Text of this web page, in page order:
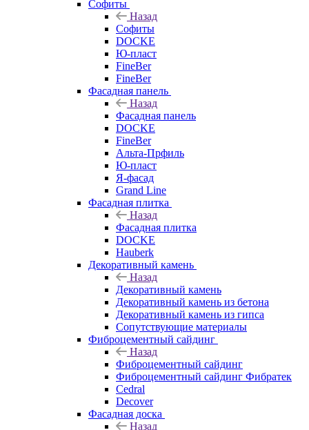
Софиты
Назад
Софиты
DOCKE
Ю-пласт
FineBer
FineBer
Фасадная панель
Назад
Фасадная панель
DOCKE
FineBer
Альта-Прфиль
Ю-пласт
Я-фасад
Grand Line
Фасадная плитка
Назад
Фасадная плитка
DOCKE
Hauberk
Декоративный камень
Назад
Декоративный камень
Декоративный камень из бетона
Декоративный камень из гипса
Сопутствующие материалы
Фиброцементный сайдинг
Назад
Фиброцементный сайдинг
Фиброцементный сайдинг Фибратек
Cedral
Decover
Фасадная доска
Назад